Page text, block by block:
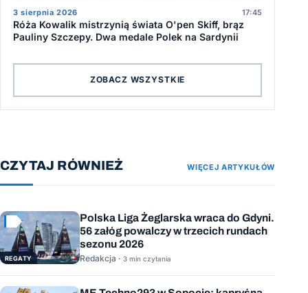
3 sierpnia 2026 17:45
Róża Kowalik mistrzynią świata O'pen Skiff, brąz
Pauliny Szczepy. Dwa medale Polek na Sardynii
ZOBACZ WSZYSTKIE
CZYTAJ RÓWNIEŻ WIĘCEJ ARTYKUŁÓW
REGATY
Polska Liga Żeglarska wraca do Gdyni.
56 załóg powalczy w trzecich rundach
sezonu 2026
Redakcja · 3 min czytania